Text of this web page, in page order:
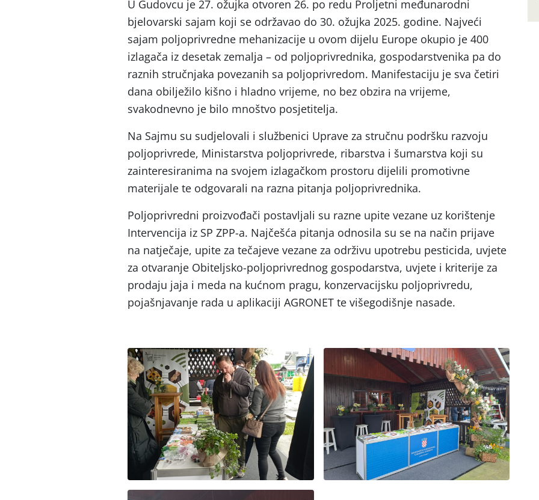
U Gudovcu je 27. ožujka otvoren 26. po redu Proljetni međunarodni
bjelovarski sajam koji se održavao do 30. ožujka 2025. godine. Najveći
sajam poljoprivredne mehanizacije u ovom dijelu Europe okupio je 400
izlagača iz desetak zemalja – od poljoprivrednika, gospodarstvenika pa do
raznih stručnjaka povezanih sa poljoprivredom. Manifestaciju je sva četiri
dana obilježilo kišno i hladno vrijeme, no bez obzira na vrijeme,
svakodnevno je bilo mnoštvo posjetitelja.
Na Sajmu su sudjelovali i službenici Uprave za stručnu podršku razvoju
poljoprivrede, Ministarstva poljoprivrede, ribarstva i šumarstva koji su
zainteresiranima na svojem izlagačkom prostoru dijelili promotivne
materijale te odgovarali na razna pitanja poljoprivrednika.
Poljoprivredni proizvođači postavljali su razne upite vezane uz korištenje
Intervencija iz SP ZPP-a. Najčešća pitanja odnosila su se na način prijave
na natječaje, upite za tečajeve vezane za održivu upotrebu pesticida, uvjete
za otvaranje Obiteljsko-poljoprivrednog gospodarstva, uvjete i kriterije za
prodaju jaja i meda na kućnom pragu, konzervacijsku poljoprivredu,
pojašnjavanje rada u aplikaciji AGRONET te višegodišnje nasade.